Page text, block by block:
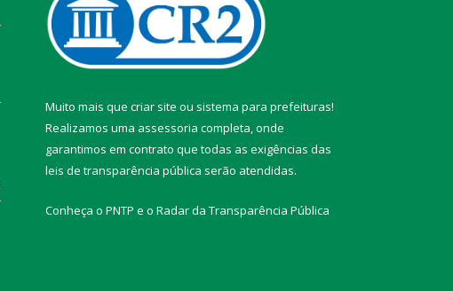
Muito mais que criar site ou sistema para prefeituras!
Realizamos uma assessoria completa, onde
garantimos em contrato que todas as exigências das
leis de transparência pública serão atendidas.
Conheça o PNTP e o Radar da Transparência Pública